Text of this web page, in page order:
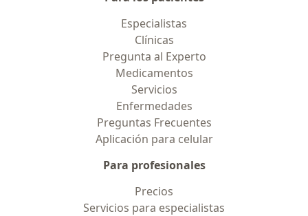
Especialistas
Clínicas
Pregunta al Experto
Medicamentos
Servicios
Enfermedades
Preguntas Frecuentes
Aplicación para celular
Para profesionales
Precios
Servicios para especialistas